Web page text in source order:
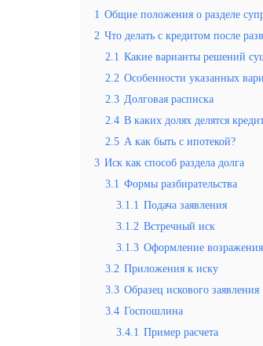
1 Общие положения о разделе
2 Что делать с кредитом после
2.1 Какие варианты решений
2.2 Особенности указанных
2.3 Долговая расписка
2.4 В каких долях делятся
2.5 А как быть с ипотекой?
3 Иск как способ раздела долга
3.1 Формы разбирательства
3.1.1 Подача заявления
3.1.2 Встречный иск
3.1.3 Оформление
3.2 Приложения к иску
3.3 Образец искового заявления
3.4 Госпошлина
3.4.1 Пример расчета